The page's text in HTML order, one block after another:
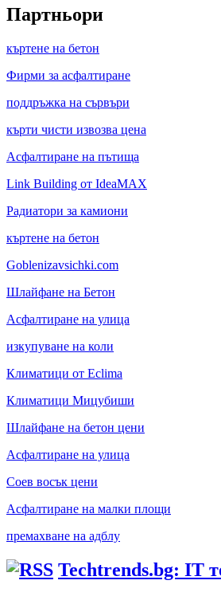
Партньори
къртене на бетон
Фирми за асфалтиране
поддръжка на сървъри
кърти чисти извозва цена
Асфалтиране на пътища
Link Building от IdeaMAX
Радиатори за камиони
къртене на бетон
Goblenizavsichki.com
Шлайфане на Бетон
Асфалтиране на улица
изкупуване на коли
Климатици от Eclima
Климатици Мицубиши
Шлайфане на бетон цени
Асфалтиране на улица
Соев восък цени
Асфалтиране на малки площи
премахване на адблу
Techtrends.bg: IT